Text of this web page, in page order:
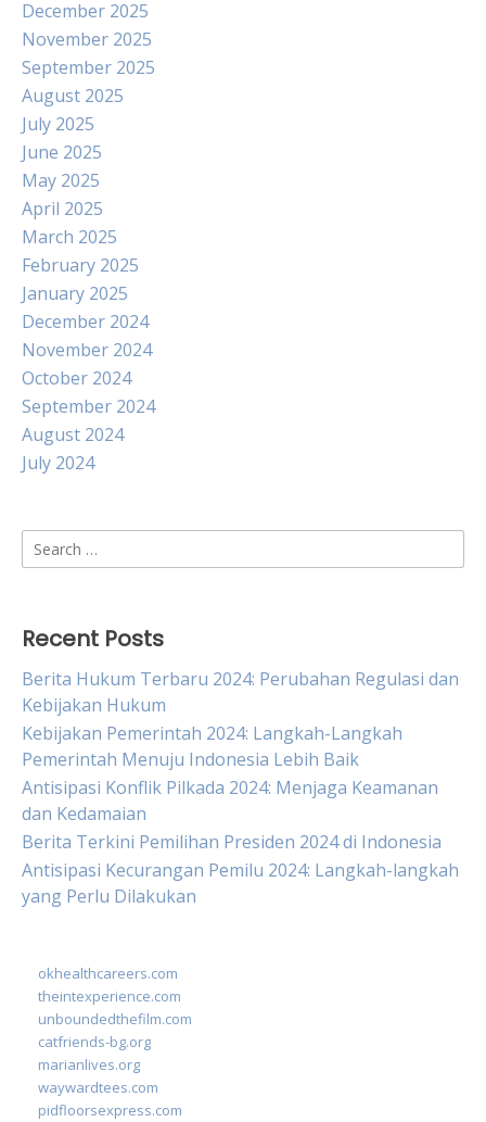
December 2025
November 2025
September 2025
August 2025
July 2025
June 2025
May 2025
April 2025
March 2025
February 2025
January 2025
December 2024
November 2024
October 2024
September 2024
August 2024
July 2024
Search
for:
Recent Posts
Berita Hukum Terbaru 2024: Perubahan Regulasi dan
Kebijakan Hukum
Kebijakan Pemerintah 2024: Langkah-Langkah
Pemerintah Menuju Indonesia Lebih Baik
Antisipasi Konflik Pilkada 2024: Menjaga Keamanan
dan Kedamaian
Berita Terkini Pemilihan Presiden 2024 di Indonesia
Antisipasi Kecurangan Pemilu 2024: Langkah-langkah
yang Perlu Dilakukan
okhealthcareers.com
theintexperience.com
unboundedthefilm.com
catfriends-bg.org
marianlives.org
waywardtees.com
pidfloorsexpress.com